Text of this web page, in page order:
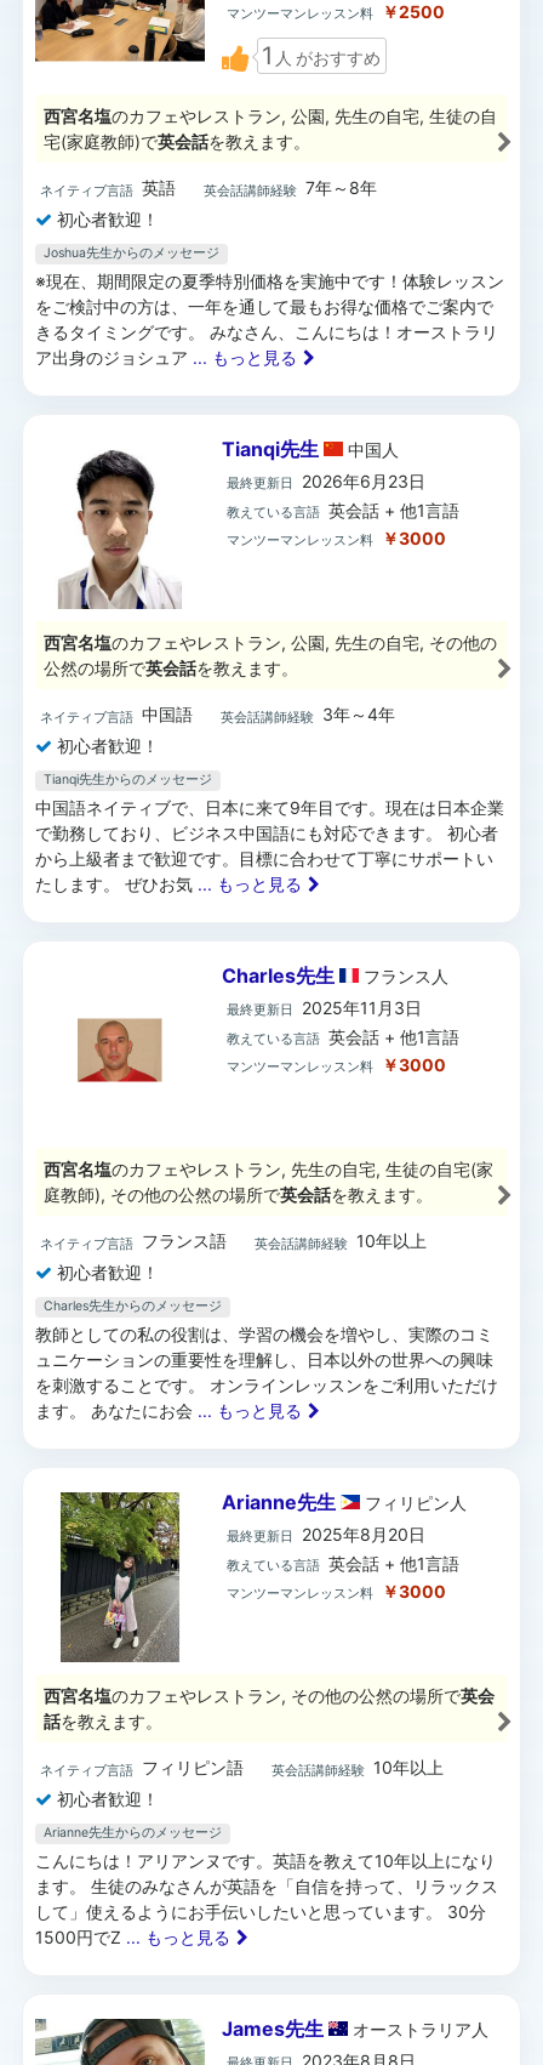
マンツーマンレッスン料 ￥2500
1 人 がおすすめ
西宮名塩のカフェやレストラン, 公園, 先生の自宅, 生徒の自
宅(家庭教師)で英会話を教えます。
ネイティブ言語 英語 英会話講師経験 7年～8年
初心者歓迎！
Joshua先生からのメッセージ
※現在、期間限定の夏季特別価格を実施中です！体験レッスン
をご検討中の方は、一年を通して最もお得な価格でご案内で
きるタイミングです。 みなさん、こんにちは！オーストラリ
ア出身のジョシュア ... もっと見る
Tianqi先生 中国 人
最終更新日 2026年6月23日
教えている言語 英会話 + 他1言語
マンツーマンレッスン料 ￥3000
西宮名塩のカフェやレストラン, 公園, 先生の自宅, その他の
公然の場所で英会話を教えます。
ネイティブ言語 中国語 英会話講師経験
3年～4年
初心者歓迎！
Tianqi先生からのメッセージ
中国語ネイティブで、日本に来て9年目です。現在は日本企業
で勤務しており、ビジネス中国語にも対応できます。 初心者
から上級者まで歓迎です。目標に合わせて丁寧にサポートい
たします。 ぜひお気 ... もっと見る
Charles先生 フランス 人
最終更新日 2025年11月3日
教えている言語 英会話 + 他1言語
マンツーマンレッスン料 ￥3000
西宮名塩のカフェやレストラン, 先生の自宅, 生徒の自宅(家
庭教師), その他の公然の場所で英会話を教えます。
ネイティブ言語 フランス語 英会話講師経験 10年以上
初心者歓迎！
Charles先生からのメッセージ
教師としての私の役割は、学習の機会を増やし、実際のコミ
ュニケーションの重要性を理解し、日本以外の世界への興味
を刺激することです。 オンラインレッスンをご利用いただけ
ます。 あなたにお会 ... もっと見る
Arianne先生 フィリピン 人
最終更新日 2025年8月20日
教えている言語 英会話 + 他1言語
マンツーマンレッスン料 ￥3000
西宮名塩のカフェやレストラン, その他の公然の場所で英会
話を教えます。
ネイティブ言語 フィリピン語 英会話講師経験 10年以上
初心者歓迎！
Arianne先生からのメッセージ
こんにちは！アリアンヌです。英語を教えて10年以上になり
ます。 生徒のみなさんが英語を「自信を持って、リラックス
して」使えるようにお手伝いしたいと思っています。 30分
1500円でZ ... もっと見る
James先生 オーストラリア 人
2023年8月8日